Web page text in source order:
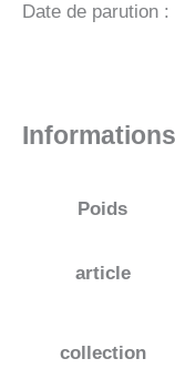
Date de parution
Poids
article
collection